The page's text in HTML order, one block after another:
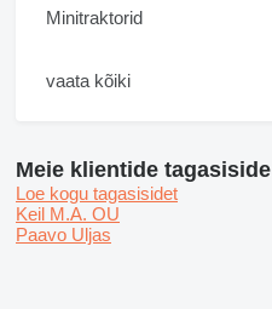
Minitraktorid
vaata kõiki
Meie klientide tagasiside
Loe kogu tagasisidet
Keil M.A. OU
Paavo Uljas